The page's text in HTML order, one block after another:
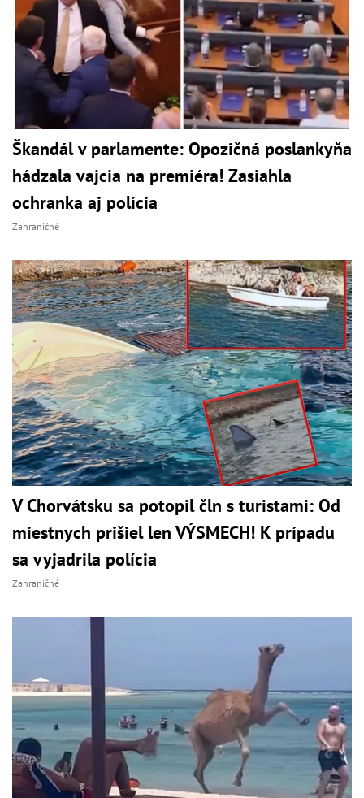
Škandál v parlamente: Opozičná poslankyňa
hádzala vajcia na premiéra! Zasiahla
ochranka aj polícia
Zahraničné
V Chorvátsku sa potopil čln s turistami: Od
miestnych prišiel len VÝSMECH! K prípadu
sa vyjadrila polícia
Zahraničné